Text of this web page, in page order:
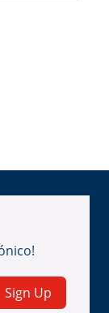
Sign Up